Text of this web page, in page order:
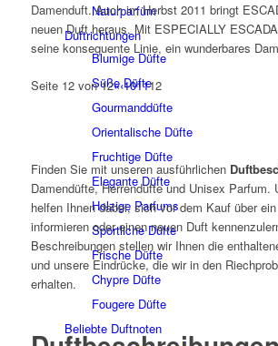
Naturparfüm
Duftrichtungen
Blumige Düfte
Süße Düfte
Gourmanddüfte
Orientalische Düfte
Fruchtige Düfte
Elegante Düfte
Holzige Parfums
Sportliche Düfte
Frische Düfte
Chypre Düfte
Fougere Düfte
Beliebte Duftnoten
Damenduft. Auch im Herbst 2011 bringt
neuen Duft heraus. Mit ESPECIALLY
seine konsequente Linie, ein wunderbares
Seite 12 von 12«‹101112
Finden Sie mit unseren ausführlichen
Damendüfte, Herrendüfte und Unisex Parfum.
helfen Ihnen dabei, sich vor dem Kauf über
informieren oder einen neuen Duft
Beschreibungen stellen wir Ihnen die
und unsere Eindrücke, die wir in den
erhalten.